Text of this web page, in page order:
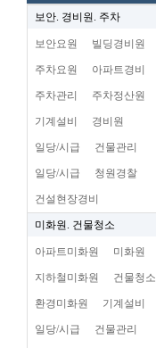
보안. 경비원. 주차
보안요원 빌딩경비원
주차요원 아파트경비
주차관리 주차정산원
기계설비 경비원
일당/시급 건물관리
일당/시급 청원경찰
건설현장경비
미화원. 건물청소
아파트미화원 미화원
지하철미화원 건물청소
환경미화원 기계설비
일당/시급 건물관리